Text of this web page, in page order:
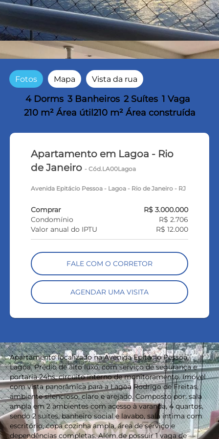
Fotos Mapa Vista da rua
4 Dorms 3 Banheiros 2 Suítes 1 Vaga
210 m² Área útil 210 m² Área construída
Apartamento em Lagoa - Rio
de Janeiro- Cód.LA00Lagoa
Avenida Epitácio Pessoa - Lagoa - Rio de Janeiro - RJ
Comprar
R$ 3.000.000
Condomínio
R$ 2.706
Valor anual do IPTU
R$ 12.000
FALE COM O CORRETOR
AGENDAR UMA VISITA
Apartamento localizado na Avenida Epitácio Pessoa,
Lagoa. Prédio de alto luxo, com serviço de segurança e
portaria 24hs, circuito interno de monitoramento. Imóvel
com vista panorâmica para a Lagoa Rodrigo de Freitas,
ambiente silencioso, claro e arejado. Composto por: sala
ampla em 2 ambientes com acesso à varanda, 4 quartos,
sendo 2 suítes, banheiro social e lavabo, sala intima com
escritório, copa cozinha ampla, área de serviço e
dependências completas. Além de possuir 1 vaga de